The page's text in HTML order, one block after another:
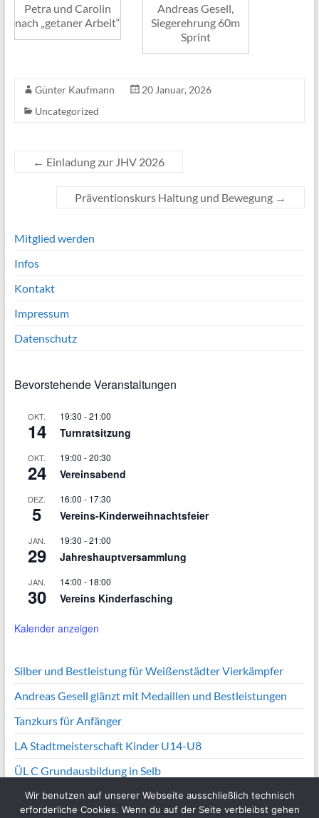
Petra und Carolin
nach „getaner Arbeit“
Andreas Gesell,
Siegerehrung 60m
Sprint
Günter Kaufmann
20 Januar, 2026
Uncategorized
← Einladung zur JHV 2026
Präventionskurs Haltung und Bewegung →
Mitglied werden
Infos
Kontakt
Impressum
Datenschutz
Bevorstehende Veranstaltungen
OKT.
14
19:30 -21:00
Turnratsitzung
OKT.
24
19:00 -20:30
Vereinsabend
DEZ.
5
16:00 - 17:30
Vereins-Kinderweihnachtsfeier
JAN.
29
19:30 -21:00
Jahreshauptversammlung
JAN.
30
14:00 - 18:00
Vereins Kinderfasching
Kalender anzeigen
Silber und Bestleistung für Weißenstädter Vierkämpfer
Andreas Gesell glänzt mit Medaillen und Bestleistungen
Tanzkurs für Anfänger
LA Stadtmeisterschaft Kinder U14-U8
ÜL C Grundausbildung in Selb
Wir benutzen auf unserer Webseite ausschließlich technisch
erforderliche Cookies. Wenn du auf der Seite verbleibst gehen